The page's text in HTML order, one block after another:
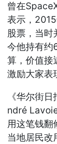
曾在
表示，
股票，当时
今他持有约
算，价值接
激励大家表
《华尔街
ndré
用这笔钱翻
当地居民改